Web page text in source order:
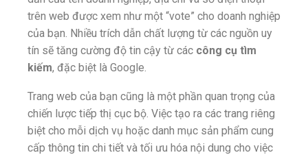
trên web được xem như một “vote” cho doanh nghiệp
của bạn. Nhiều trích dẫn chất lượng từ các nguồn uy
tín sẽ tăng cường độ tin cậy từ các công cụ tìm
kiếm, đặc biệt là Google.
Trang web của bạn cũng là một phần quan trọng của
chiến lược tiếp thị cục bộ. Việc tạo ra các trang riêng
biệt cho mỗi dịch vụ hoặc danh mục sản phẩm cung
cấp thông tin chi tiết và tối ưu hóa nội dung cho việc